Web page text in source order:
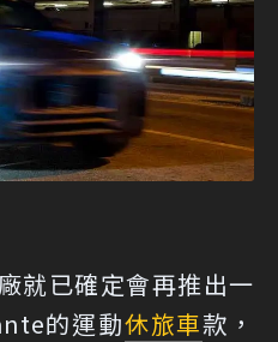
就已確定會再推出一
的運動休旅車款，